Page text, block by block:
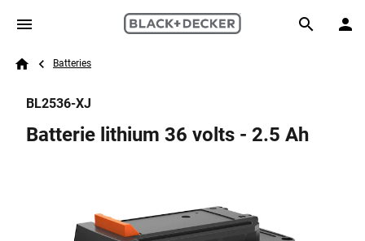
Skip to main content
Search
Breadcrumb
Batteries
BL2536-XJ
Batterie lithium 36 volts - 2.5 Ah